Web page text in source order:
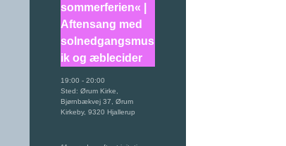
sommerferien« |
Aftensang med
solnedgangsmus
ik og æblecider
19:00 - 20:00
Sted: Ørum Kirke,
Bjørnbækvej 37, Ørum
Kirkeby, 9320 Hjallerup